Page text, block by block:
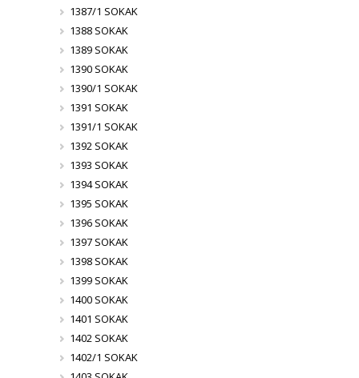
1387/1 SOKAK
1388 SOKAK
1389 SOKAK
1390 SOKAK
1390/1 SOKAK
1391 SOKAK
1391/1 SOKAK
1392 SOKAK
1393 SOKAK
1394 SOKAK
1395 SOKAK
1396 SOKAK
1397 SOKAK
1398 SOKAK
1399 SOKAK
1400 SOKAK
1401 SOKAK
1402 SOKAK
1402/1 SOKAK